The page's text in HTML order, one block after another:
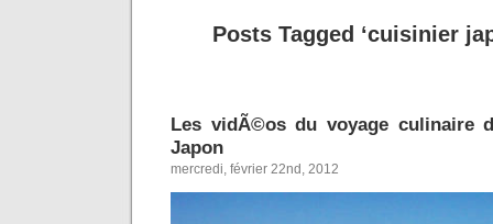
Posts Tagged ‘cuisinier
Les vidÃ©os du voyage culinaire
Japon
mercredi, février 22nd, 2012